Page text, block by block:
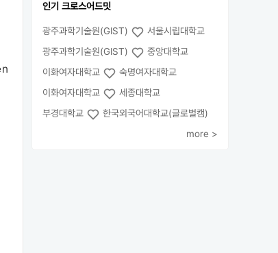
인기 크로스어드밋
광주과학기술원(GIST)
서울시립대학교
광주과학기술원(GIST)
중앙대학교
이화여자대학교
숙명여자대학교
이화여자대학교
세종대학교
부경대학교
한국외국어대학교(글로벌캠)
more >